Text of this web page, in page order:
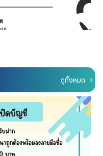
ดูทั้งหมด